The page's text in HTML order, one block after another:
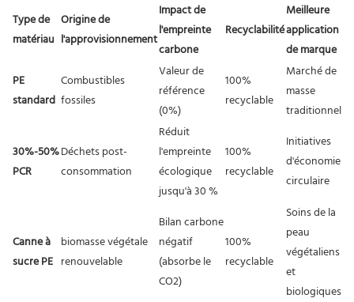
Type de
matériau
Origine de
l'approvisionnement
Impact de
l'empreinte
carbone
Recyclabilité
Meilleure
application
de marque
PE
standard
Combustibles
fossiles
Valeur de
référence
(0%)
100%
recyclable
Marché de
masse
traditionnel
30%-50%
PCR
Déchets post-
consommation
Réduit
l'empreinte
écologique
jusqu'à 30 %
100%
recyclable
Initiatives
d'économie
circulaire
Canne à
sucre PE
biomasse végétale
renouvelable
Bilan carbone
négatif
(absorbe le
CO2)
100%
recyclable
Soins de la
peau
végétaliens
et
biologiques